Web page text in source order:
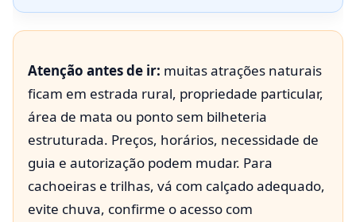
Atenção antes de ir: muitas atrações naturais
ficam em estrada rural, propriedade particular,
área de mata ou ponto sem bilheteria
estruturada. Preços, horários, necessidade de
guia e autorização podem mudar. Para
cachoeiras e trilhas, vá com calçado adequado,
evite chuva, confirme o acesso com